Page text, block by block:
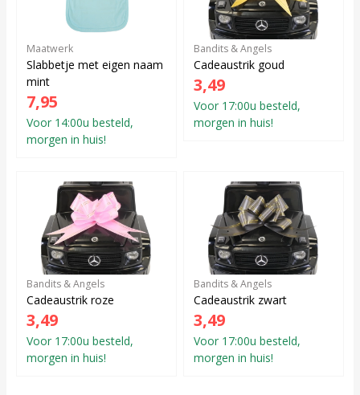
Maatwerk
Slabbetje met eigen naam
mint
7,95
Voor 14:00u besteld,
morgen in huis!
Bandits & Angels
Cadeaustrik goud
3,49
Voor 17:00u besteld,
morgen in huis!
Bandits & Angels
Cadeaustrik roze
3,49
Voor 17:00u besteld,
morgen in huis!
Bandits & Angels
Cadeaustrik zwart
3,49
Voor 17:00u besteld,
morgen in huis!